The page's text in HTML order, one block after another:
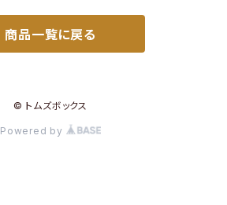
商品一覧に戻る
© トムズボックス
Powered by